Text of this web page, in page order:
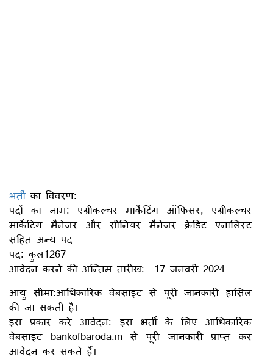
भर्ती का विवरण:
पदों का नाम: एग्रीकल्चर मार्केटिंग ऑफिसर, एग्रीकल्चर
मार्केटिंग मैनेजर और सीनियर मैनेजर क्रेडिट एनालिस्ट
सहित अन्य पद
पद: कुल1267
आवेदन करने की अन्तिम तारीख: 17 जनवरी 2024
आयु सीमा:आधिकारिक वेबसाइट से पूरी जानकारी हासिल
की जा सकती है।
इस प्रकार करें आवेदन: इस भर्ती के लिए आधिकारिक
वेबसाइट bankofbaroda.in से पूरी जानकारी प्राप्त कर
आवेदन कर सकते हैं।